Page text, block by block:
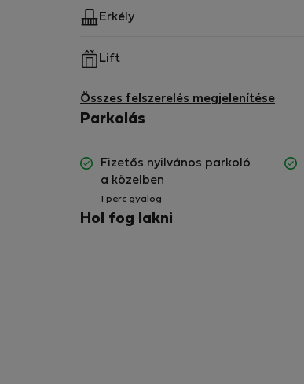
Erkély
Lift
Összes felszerelés megjelenítése
Parkolás
Fizetős nyilvános parkoló
a közelben
1 perc gyalog
Hol fog lakni